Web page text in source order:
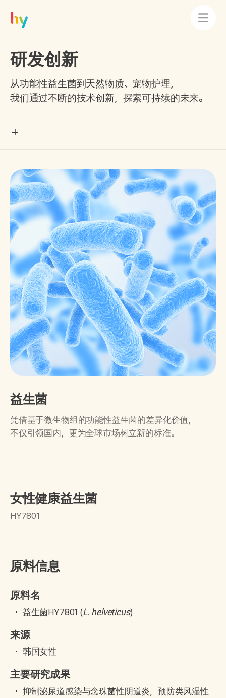
研发创新
从功能性益生菌到天然物质、宠物护理，
我们通过不断的技术创新，探索可持续的未来。
益生菌
凭借基于微生物组的功能性益生菌的差异化价值，
不仅引领国内，更为全球市场树立新的标准。
女性健康益生菌
HY7801
原料信息
原料名
益生菌HY7801 (L. helveticus)
来源
韩国女性
主要研究成果
抑制泌尿道感染与念珠菌性阴道炎，预防类风湿性